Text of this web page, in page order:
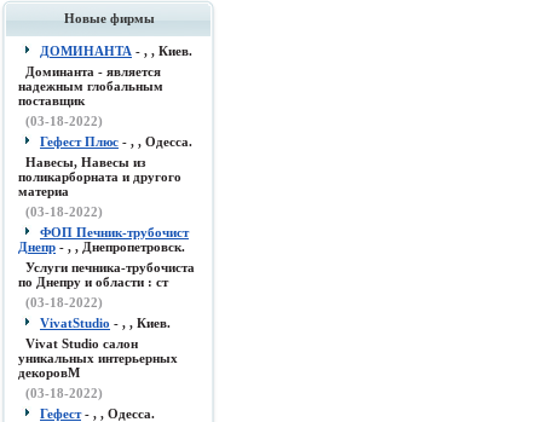
Новые фирмы
ДОМИНАНТА - , , Киев.
Доминанта - является
надежным глобальным
поставщик
(03-18-2022)
Гефест Плюс - , , Одесса.
Навесы, Навесы из
поликарборната и другого
материа
(03-18-2022)
ФОП Печник-трубочист
Днепр - , , Днепропетровск.
Услуги печника-трубочиста
по Днепру и области : ст
(03-18-2022)
VivatStudio - , , Киев.
Vivat Studio салон
уникальных интерьерных
декоровМ
(03-18-2022)
Гефест- , , Одесса.